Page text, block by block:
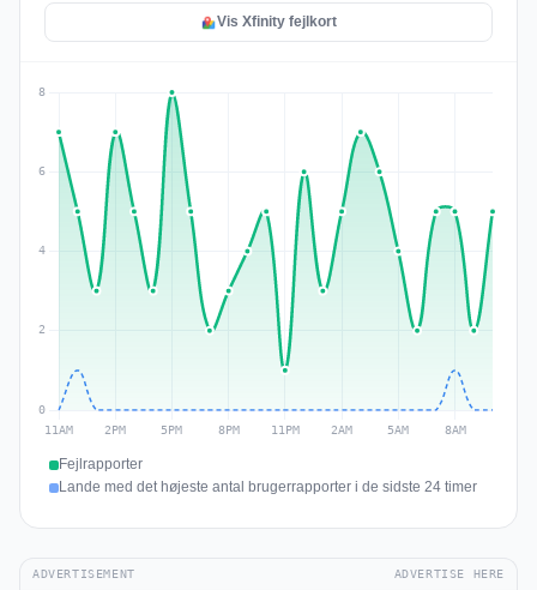
Vis Xfinity fejlkort
Fejlrapporter
Lande med det højeste antal brugerrapporter i de sidste 24 timer
ADVERTISEMENT ADVERTISE HERE